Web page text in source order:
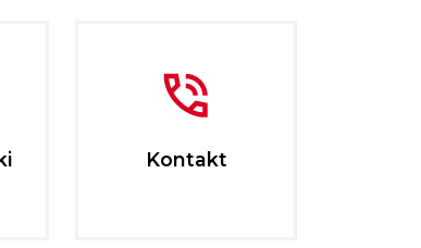
Kontakt